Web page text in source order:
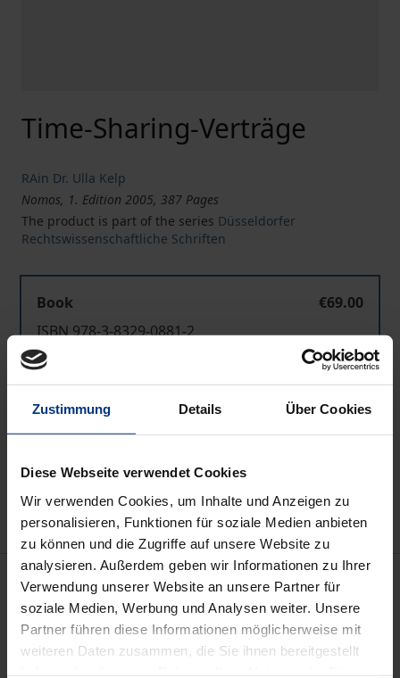
Zustimmung Details Über Cookies
Diese Webseite verwendet Cookies
Wir verwenden Cookies, um Inhalte und Anzeigen zu
personalisieren, Funktionen für soziale Medien anbieten
zu können und die Zugriffe auf unsere Website zu
analysieren. Außerdem geben wir Informationen zu Ihrer
Verwendung unserer Website an unsere Partner für
soziale Medien, Werbung und Analysen weiter. Unsere
Partner führen diese Informationen möglicherweise mit
weiteren Daten zusammen, die Sie ihnen bereitgestellt
Time-Sharing-Verträge
RAin Dr. Ulla Kelp
Nomos, 1. Edition 2005, 387 Pages
The product is part of the series Düsseldorfer
Rechtswissenschaftliche Schriften
Book
€69.00
ISBN 978-3-8329-0881-2
Not available
Add to Cart
Add to Wish List
Description
Time-Sharing-Verträge sind in jüngerer Zeit lebhaft
diskutiert worden. Eine aktuelle Aufarbeitung des